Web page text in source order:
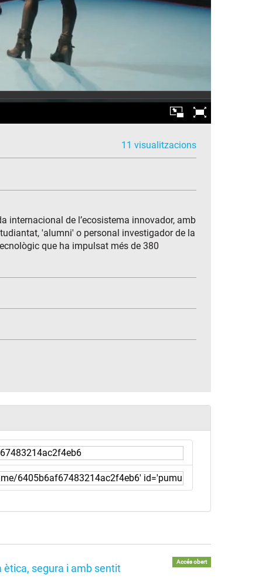
11 visualitzacions
internacional de l’ecosistema innovador, amb
'alumni' o personal investigador de la
que ha impulsat més de 380
ètica, segura i amb sentit
Accés obert